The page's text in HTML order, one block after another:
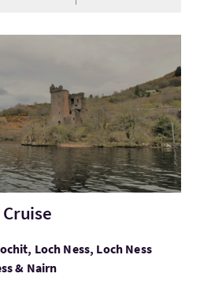
Loch Ness, Loch Ness
& Nairn